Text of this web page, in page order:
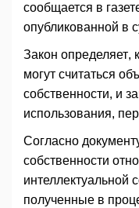
сообщается в
опубликованной в
Закон определяет,
могут считаться
собственности, и
использования,
Согласно
собственности
интеллектуальной
полученные в